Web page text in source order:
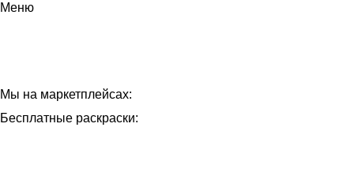
Меню
Мы на маркетплейсах:
Бесплатные раскраски: